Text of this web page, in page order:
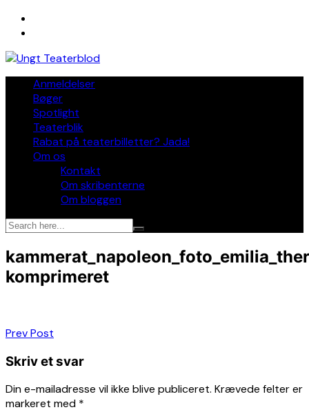
Skip
Anmeldelser
Bøger
Spotlight
Teaterblik
Rabat på teaterbilletter? Jada!
Om os
Kontakt
Om skribenterne
Om bloggen
komprimeret
Indlægsnavigation
Prev Post
Skriv et svar
Din e-mailadresse vil ikke blive publiceret. Krævede felter er
markeret med *